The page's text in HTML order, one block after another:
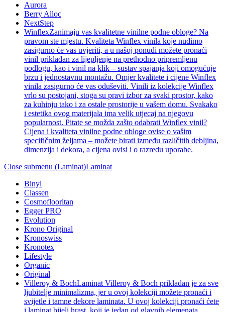
Aurora
Berry Alloc
NextStep
WinflexZanimaju vas kvalitetne vinilne podne obloge? Na
pravom ste mjestu. Kvaliteta Winflex vinila koje nudimo
zasigurno će vas uvjeriti, a u našoj ponudi možete pronaći
vinil prikladan za lijepljenje na prethodno pripremljenu
podlogu, kao i vinil na klik – sustav spajanja koji omogućuje
brzu i jednostavnu montažu. Omjer kvalitete i cijene Winflex
vinila zasigurno će vas oduševiti. Vinili iz kolekcije Winflex
vrlo su postojani, stoga su pravi izbor za svaki prostor, kako
za kuhinju tako i za ostale prostorije u vašem domu. Svakako
i estetika ovog materijala ima velik utjecaj na njegovu
popularnost. Pitate se možda zašto odabrati Winflex vinil?
Cijena i kvaliteta vinilne podne obloge ovise o vašim
specifičnim željama – možete birati između različitih debljina,
dimenzija i dekora, a cijena ovisi i o razredu uporabe.
Close submenu (Laminat)Laminat
Binyl
Classen
Cosmoflooritan
Egger PRO
Evolution
Krono Original
Kronoswiss
Kronotex
Lifestyle
Organic
Original
Villeroy & BochLaminat Villeroy & Boch prikladan je za sve
ljubitelje minimalizma, jer u ovoj kolekciji možete pronaći i
svijetle i tamne dekore laminata. U ovoj kolekciji pronaći ćete